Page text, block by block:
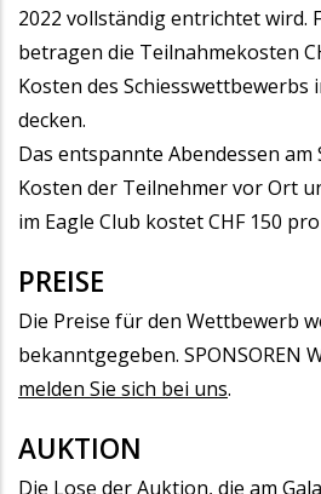
2022 vollständig entrichtet wird.
betragen die Teilnahmekosten
Kosten des Schiesswettbewerbs
decken.
Das entspannte Abendessen
Kosten der Teilnehmer vor Ort
im Eagle Club kostet CHF 150
PREISE
Die Preise für den Wettbewerb
bekanntgegeben. SPONSOREN
melden Sie sich bei uns.
AUKTION
Die Lose der Auktion, die am